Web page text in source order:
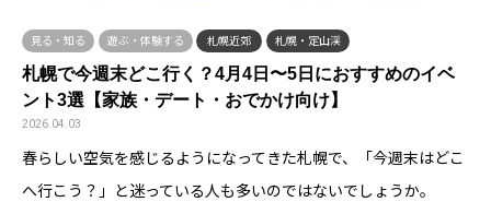
見る・知る 遊ぶ・体験する 札幌近郊 札幌・定山渓
札幌で今週末どこ行く？4月4日〜5日におすすめのイベ
ント3選【家族・デート・おでかけ向け】
2026.04.03
春らしい空気を感じるようになってきた札幌で、「今週末はどこ
へ行こう？」と迷っている人も多いのではないでしょうか。